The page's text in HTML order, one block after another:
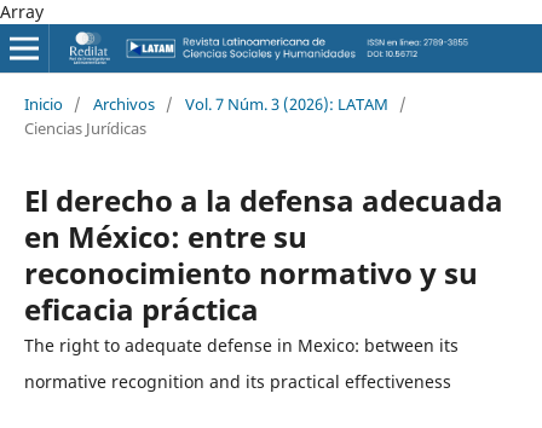
Array
Inicio / Archivos / Vol. 7 Núm. 3 (2026): LATAM
/
Ciencias Jurídicas
El derecho a la defensa adecuada
en México: entre su
reconocimiento normativo y su
eficacia práctica
The right to adequate defense in Mexico: between its
normative recognition and its practical effectiveness